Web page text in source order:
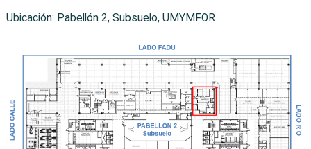
Ubicación: Pabellón 2, Subsuelo, UMYMFOR